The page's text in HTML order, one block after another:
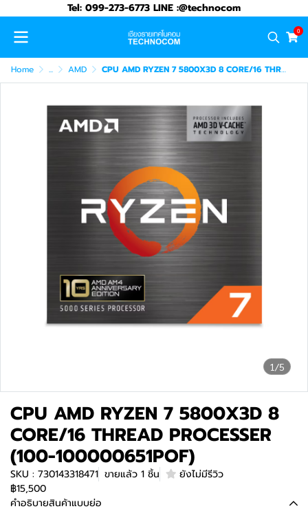
Tel: 099-273-6773 LINE :@technocom
0
Home ... AMD CPU AMD RYZEN 7 5800X3D 8 CORE/16 THREAD PROCESSER (100-100000651POF)
1/5
CPU AMD RYZEN 7 5800X3D 8
CORE/16 THREAD PROCESSER
(100-100000651POF)
SKU : 730143318471 ขายแล้ว 1 ชิ้น
ยังไม่มีรีวิว
฿15,500
คำอธิบายสินค้าแบบย่อ